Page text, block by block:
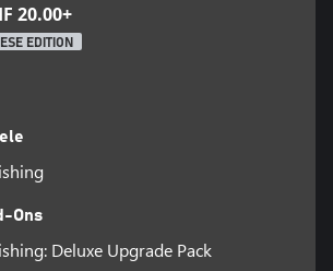
20.00+
EDITION
Ons
Deluxe Upgrade Pack